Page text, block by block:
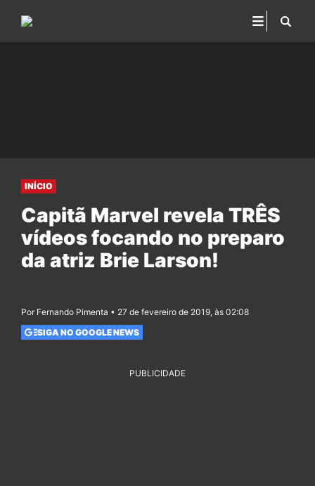
INÍCIO
Capitã Marvel revela TRÊS
vídeos focando no preparo
da atriz Brie Larson!
Por Fernando Pimenta • 27 de fevereiro de 2019, às 02:08
SIGA NO GOOGLE NEWS
PUBLICIDADE